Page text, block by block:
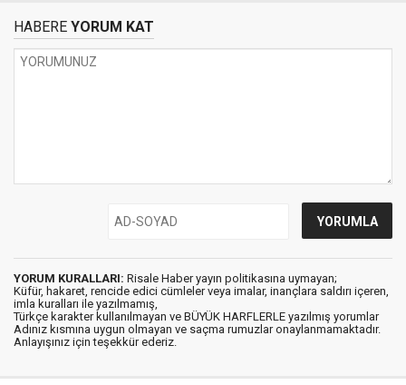
HABERE YORUM KAT
YORUM KURALLARI: Risale Haber yayın politikasına uymayan;
Küfür, hakaret, rencide edici cümleler veya imalar, inançlara saldırı içeren,
imla kuralları ile yazılmamış,
Türkçe karakter kullanılmayan ve BÜYÜK HARFLERLE yazılmış yorumlar
Adınız kısmına uygun olmayan ve saçma rumuzlar onaylanmamaktadır.
Anlayışınız için teşekkür ederiz.